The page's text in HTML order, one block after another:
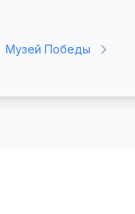
Музей Победы